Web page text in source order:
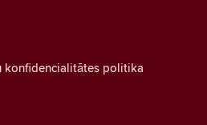
konfidencialitātes politika